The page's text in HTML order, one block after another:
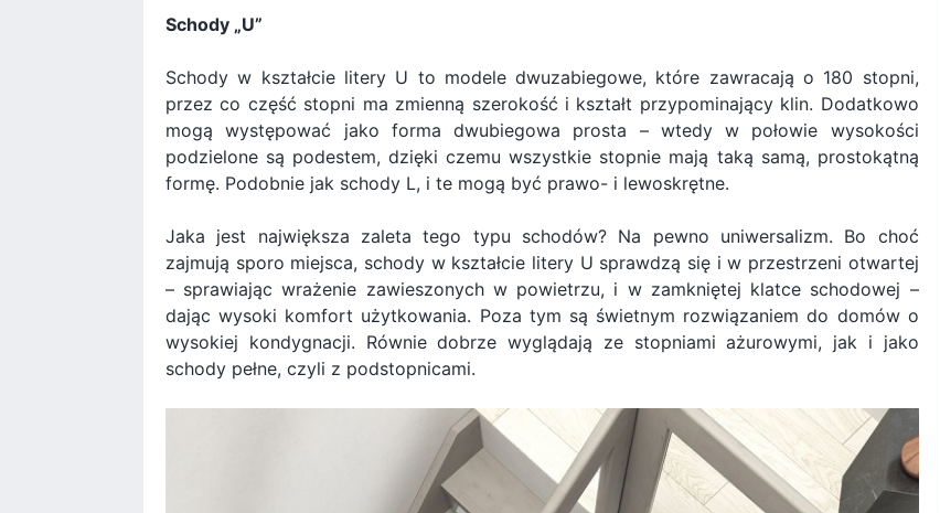
Schody „U”
Schody w kształcie litery U to modele dwuzabiegowe, które zawracają o 180 stopni,
przez co część stopni ma zmienną szerokość i kształt przypominający klin. Dodatkowo
mogą występować jako forma dwubiegowa prosta – wtedy w połowie wysokości
podzielone są podestem, dzięki czemu wszystkie stopnie mają taką samą, prostokątną
formę. Podobnie jak schody L, i te mogą być prawo- i lewoskrętne.
Jaka jest największa zaleta tego typu schodów? Na pewno uniwersalizm. Bo choć
zajmują sporo miejsca, schody w kształcie litery U sprawdzą się i w przestrzeni otwartej
– sprawiając wrażenie zawieszonych w powietrzu, i w zamkniętej klatce schodowej –
dając wysoki komfort użytkowania. Poza tym są świetnym rozwiązaniem do domów o
wysokiej kondygnacji. Równie dobrze wyglądają ze stopniami ażurowymi, jak i jako
schody pełne, czyli z podstopnicami.